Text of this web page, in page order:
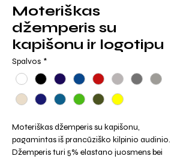
Moteriškas
džemperis su
kapišonu ir logotipu
Spalvos *
Moteriškas džemperis su kapišonu,
pagamintas iš prancūziško kilpinio audinio.
Džemperis turi 5% elastano juosmens bei